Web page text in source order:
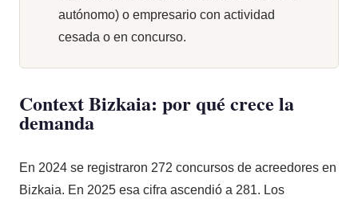
autónomo) o empresario con actividad
cesada o en concurso.
Context Bizkaia: por qué crece la
demanda
En 2024 se registraron 272 concursos de acreedores en
Bizkaia. En 2025 esa cifra ascendió a 281. Los